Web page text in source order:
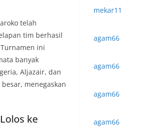
telah
tim berhasil
ini
banyak
Aljazair, dan
menegaskan
ke
mekar11
agam66
agam66
agam66
agam66